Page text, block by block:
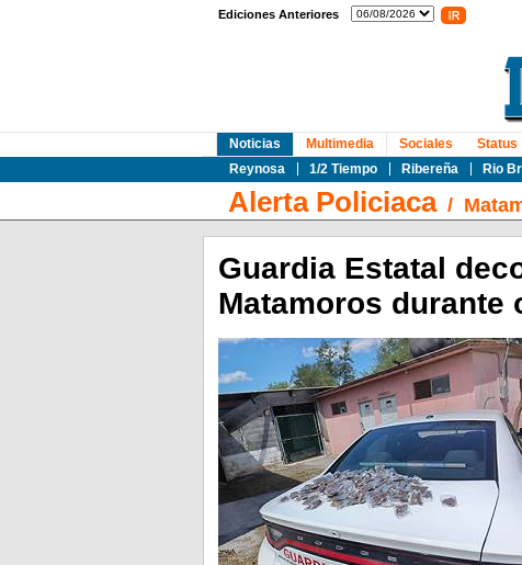
Ediciones Anteriores
Noticias
Reynosa
1/2 Tiempo Ribereña Rio
Multimedia Sociales Status
Alerta Policiaca/
Guardia Estatal
Matamoros durante